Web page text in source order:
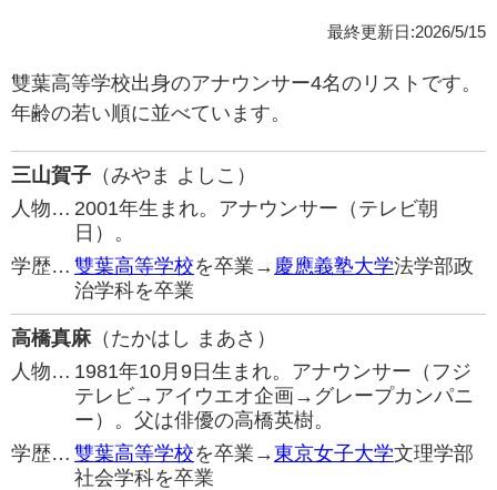
最終更新日:2026/5/15
雙葉高等学校出身のアナウンサー4名のリストです。
年齢の若い順に並べています。
三山賀子 （みやま よしこ）
人物… 2001年生まれ。アナウンサー（テレビ朝
日）。
学歴… 雙葉高等学校を卒業→ 慶應義塾大学法学部政
治学科を卒業
高橋真麻（たかはし まあさ）
人物… 1981年10月9日生まれ。アナウンサー（フジ
テレビ→アイウエオ企画→グレープカンパニ
ー）。父は俳優の高橋英樹。
学歴… 雙葉高等学校を卒業→東京女子大学文理学部
社会学科を卒業